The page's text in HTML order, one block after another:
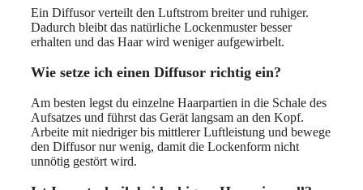
Ein Diffusor verteilt den Luftstrom breiter und ruhiger.
Dadurch bleibt das natürliche Lockenmuster besser
erhalten und das Haar wird weniger aufgewirbelt.
Wie setze ich einen Diffusor richtig ein?
Am besten legst du einzelne Haarpartien in die Schale des
Aufsatzes und führst das Gerät langsam an den Kopf.
Arbeite mit niedriger bis mittlerer Luftleistung und bewege
den Diffusor nur wenig, damit die Lockenform nicht
unnötig gestört wird.